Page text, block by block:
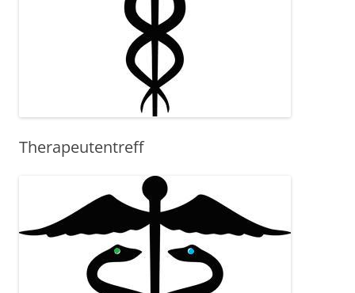
Therapeutentreff